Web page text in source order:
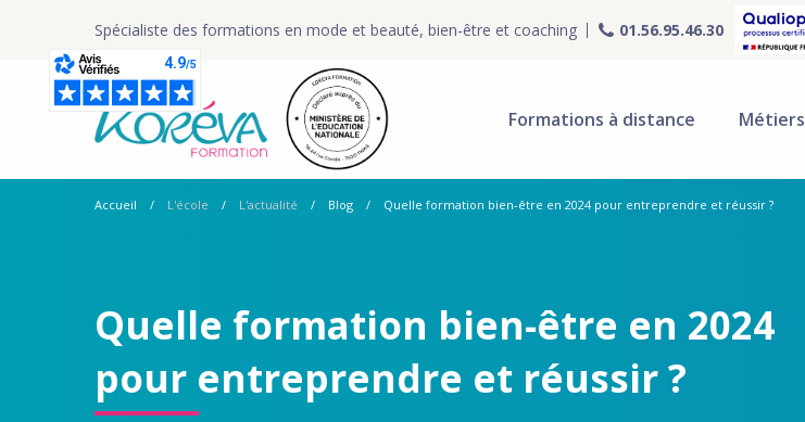
Spécialiste des formations en mode et beauté, bien-être et coaching 01.56.95.46.30
Formations à distance Métiers
Accueil L'école L'actualité Blog Quelle formation bien-être en 2024 pour entreprendre et réussir ?
Quelle formation bien-être en 2024
pour entreprendre et réussir ?